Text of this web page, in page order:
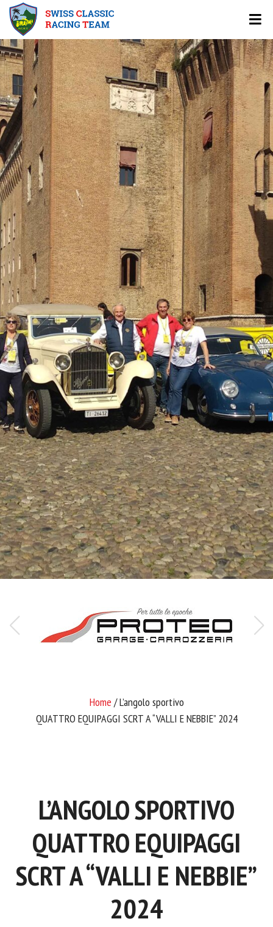
Home / L’angolo sportivo
QUATTRO EQUIPAGGI SCRT A “VALLI E NEBBIE” 2024
L’ANGOLO SPORTIVO
QUATTRO EQUIPAGGI
SCRT A “VALLI E NEBBIE”
2024